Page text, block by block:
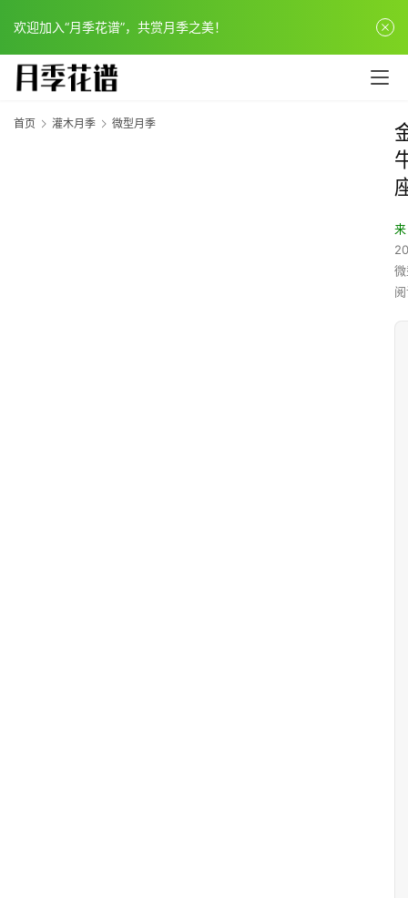
欢迎加入“月季花谱”，共赏月季之美！
首页 灌木月季 微型月季